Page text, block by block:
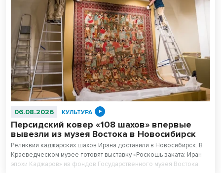
06.08.2026 КУЛЬТУРА
Персидский ковер «108 шахов» впервые
вывезли из музея Востока в Новосибирск
Реликвии каджарских шахов Ирана доставили в Новосибирск. В
Краеведческом музее готовят выставку «Роскошь заката: Иран
эпохи Каджаров» из фондов Государственного музея Востока.